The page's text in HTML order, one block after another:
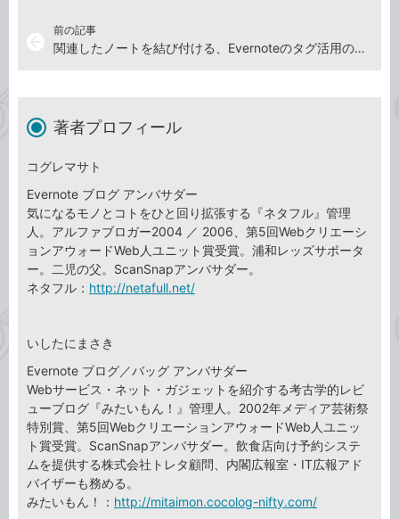
前の記事
関連したノートを結び付ける、Evernoteのタグ活用のコツ
著者プロフィール
コグレマサト
Evernote ブログ アンバサダー
気になるモノとコトをひと回り拡張する『ネタフル』管理
人。アルファブロガー2004 ／ 2006、第5回Webクリエーシ
ョンアウォードWeb人ユニット賞受賞。浦和レッズサポータ
ー。二児の父。ScanSnapアンバサダー。
ネタフル： http://netafull.net/
いしたにまさき
Evernote ブログ／バッグ アンバサダー
Webサービス・ネット・ガジェットを紹介する考古学的レビ
ューブログ『みたいもん！』管理人。2002年メディア芸術祭
特別賞、第5回WebクリエーションアウォードWeb人ユニッ
ト賞受賞。ScanSnapアンバサダー。飲食店向け予約システ
ムを提供する株式会社トレタ顧問、内閣広報室・IT広報アド
バイザーも務める。
みたいもん！： http://mitaimon.cocolog-nifty.com/